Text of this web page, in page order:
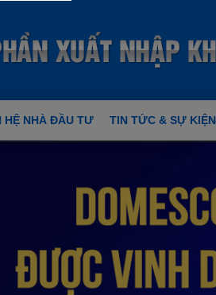
HỆ NHÀ ĐẦU TƯ TIN TỨC & SỰ KIỆN